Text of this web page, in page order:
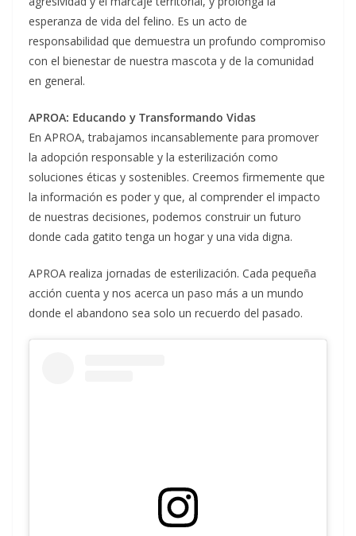
esperanza de vida del felino. Es un acto de
responsabilidad que demuestra un profundo compromiso
con el bienestar de nuestra mascota y de la comunidad
en general.
APROA: Educando y Transformando Vidas
En APROA, trabajamos incansablemente para promover
la adopción responsable y la esterilización como
soluciones éticas y sostenibles. Creemos firmemente que
la información es poder y que, al comprender el impacto
de nuestras decisiones, podemos construir un futuro
donde cada gatito tenga un hogar y una vida digna.
APROA realiza jornadas de esterilización. Cada pequeña
acción cuenta y nos acerca un paso más a un mundo
donde el abandono sea solo un recuerdo del pasado.